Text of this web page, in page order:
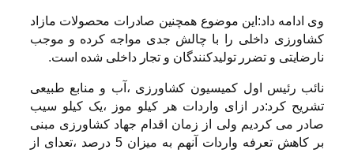
وی ادامه داد:این موضوع همچنین صادرات محصولات مازاد
کشاورزی داخلی را با چالش جدی مواجه کرده و موجب
نارضایتی و تضرر تولیدکنندگان و تجار داخلی شده است.
نائب رئیس اول کمیسیون کشاورزی ،آب و منابع طبیعی
تشریح کرد:در ازای واردات هر کیلو موز ،یک کیلو سیب
صادر می کردیم ولی از زمان اقدام جهاد کشاورزی مبنی
بر کاهش تعرفه واردات آنهم به میزان 5 درصد ،تعدای از